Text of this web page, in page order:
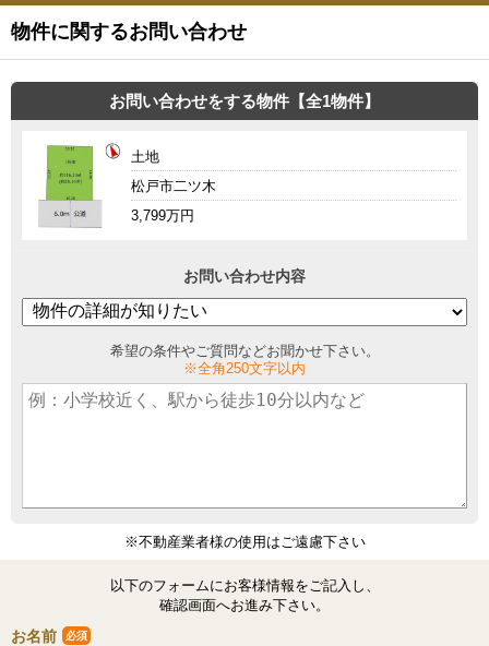
物件に関するお問い合わせ
お問い合わせをする物件【全1物件】
土地
松戸市二ツ木
3,799万円
お問い合わせ内容
希望の条件やご質問などお聞かせ下さい。
※全角250文字以内
※不動産業者様の使用はご遠慮下さい
以下のフォームにお客様情報をご記入し、
確認画面へお進み下さい。
お名前 必須